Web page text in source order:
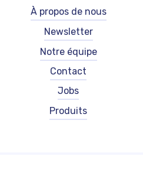
Footer
French
(België)
À propos de nous
Newsletter
Notre équipe
Contact
Jobs
Produits